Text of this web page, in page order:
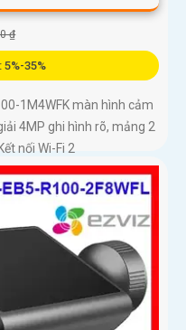
₫
5%-35%
1M4WFK màn hình cảm
4MP ghi hình rõ, mảng 2
nối Wi-Fi 2